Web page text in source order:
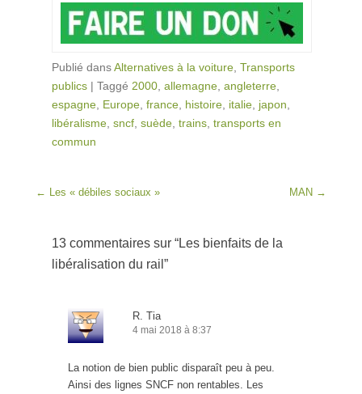
Publié dansAlternatives à la voiture Transports
publics | Taggé 2000 allemagne angleterre
espagne Europe france histoire italie japon
libéralisme sncf suède trains transports en
commun
Post navigation
← Les « débiles sociaux » MAN →
13 commentaires sur “Les bienfaits de la
libéralisation du rail ”
R. Tia
4 mai 2018 à 8:37
La notion de bien public disparaît peu à peu.
Ainsi des lignes SNCF non rentables. Les